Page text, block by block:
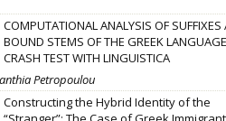
COMPUTATIONAL ANALYSIS OF SUFFIXES
BOUND STEMS OF THE GREEK
CRASH TEST WITH LINGUISTICA
Petropoulou
Constructing the Hybrid Identity of the